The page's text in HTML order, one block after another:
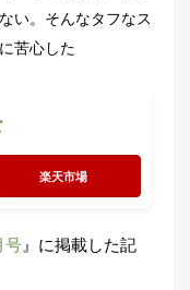
い。そんなタフなス
苦心した
楽天市場
号』に掲載した記